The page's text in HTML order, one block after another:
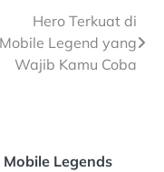
Hero Terkuat di
Mobile Legend yang
Wajib Kamu Coba
Legends